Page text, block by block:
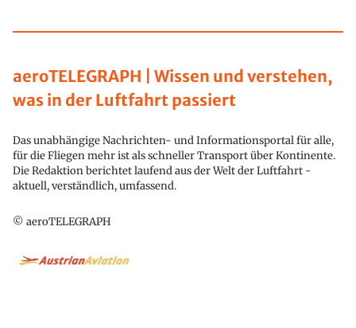
aeroTELEGRAPH | Wissen und verstehen,
was in der Luftfahrt passiert
Das unabhängige Nachrichten- und Informationsportal für alle,
für die Fliegen mehr ist als schneller Transport über Kontinente.
Die Redaktion berichtet laufend aus der Welt der Luftfahrt -
aktuell, verständlich, umfassend.
© aeroTELEGRAPH